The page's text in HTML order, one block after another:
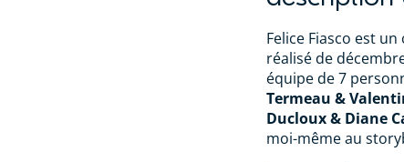
Felice Fiasco est
réalisé de
équipe de 7
Termeau &
Ducloux & Diane
moi-même au